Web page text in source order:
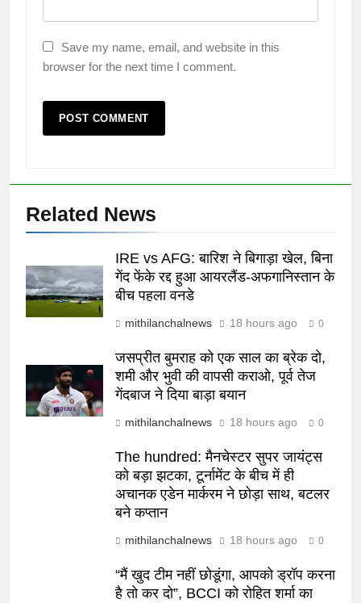
Save my name, email, and website in this
browser for the next time I comment.
Related News
IRE vs AFG: बारिश ने बिगाड़ा खेल, बिना
गेंद फेंके रद्द हुआ आयरलैंड-अफगानिस्तान के
बीच पहला वनडे
mithilanchalnews 18 hours ago 0
जसप्रीत बुमराह को एक साल का ब्रेक दो,
शमी और भुवी की वापसी कराओ, पूर्व तेज
गेंदबाज ने दिया बाड़ा बयान
mithilanchalnews 18 hours ago 0
The hundred: मैनचेस्टर सुपर जायंट्स
को बड़ा झटका, टूर्नामेंट के बीच में ही
अचानक एडेन मार्करम ने छोड़ा साथ, बटलर
बने कप्तान
mithilanchalnews 18 hours ago 0
“मैं खुद टीम नहीं छोडूंगा, आपको ड्रॉप करना
है तो कर दो”, BCCI को रोहित शर्मा का